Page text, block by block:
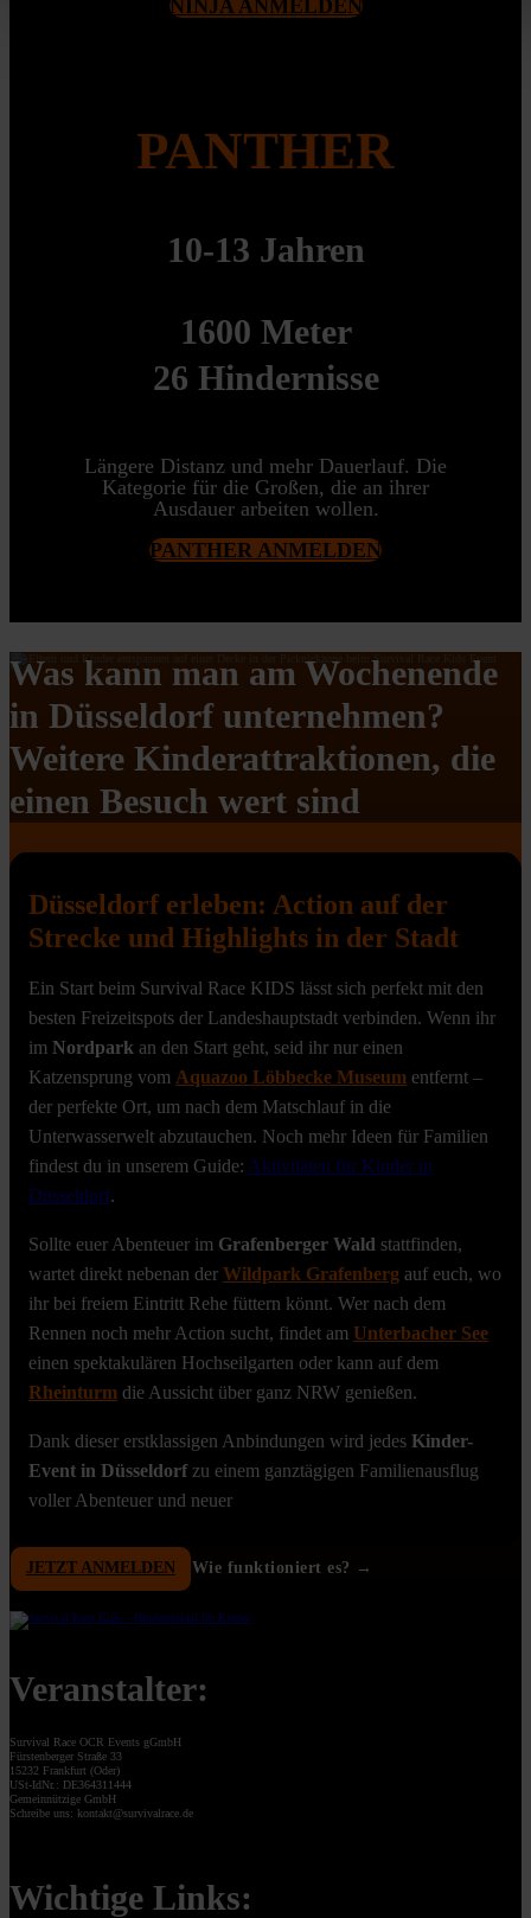
NINJA ANMELDEN
PANTHER
10-13 Jahren
1600 Meter
26 Hindernisse
Längere Distanz und mehr Dauerlauf. Die
Kategorie für die Großen, die an ihrer
Ausdauer arbeiten wollen.
PANTHER ANMELDEN
Was kann man am Wochenende
in Düsseldorf unternehmen?
Weitere Kinderattraktionen, die
einen Besuch wert sind
Düsseldorf erleben: Action auf der
Strecke und Highlights in der Stadt
Ein Start beim Survival Race KIDS lässt sich perfekt mit den
besten Freizeitspots der Landeshauptstadt verbinden. Wenn ihr
im Nordpark an den Start geht, seid ihr nur einen
Katzensprung vom Aquazoo Löbbecke Museum entfernt –
der perfekte Ort, um nach dem Matschlauf in die
Unterwasserwelt abzutauchen. Noch mehr Ideen für Familien
findest du in unserem Guide: Aktivitäten für Kinder in
Düsseldorf.
Sollte euer Abenteuer im Grafenberger Wald stattfinden,
wartet direkt nebenan der Wildpark Grafenberg auf euch, wo
ihr bei freiem Eintritt Rehe füttern könnt. Wer nach dem
Rennen noch mehr Action sucht, findet am Unterbacher See
einen spektakulären Hochseilgarten oder kann auf dem
Rheinturm die Aussicht über ganz NRW genießen.
Dank dieser erstklassigen Anbindungen wird jedes Kinder-
Event in Düsseldorfzu einem ganztägigen Familienausflug
voller Abenteuer und neuer
JETZT ANMELDEN Wie funktioniert es? →
Veranstalter:
Survival Race OCR Events gGmbH
Fürstenberger Straße 33
15232 Frankfurt (Oder)
USt-IdNr.: DE364311444
Gemeinnützige GmbH
Schreibe uns: kontakt@survivalrace.de
Wichtige Links: